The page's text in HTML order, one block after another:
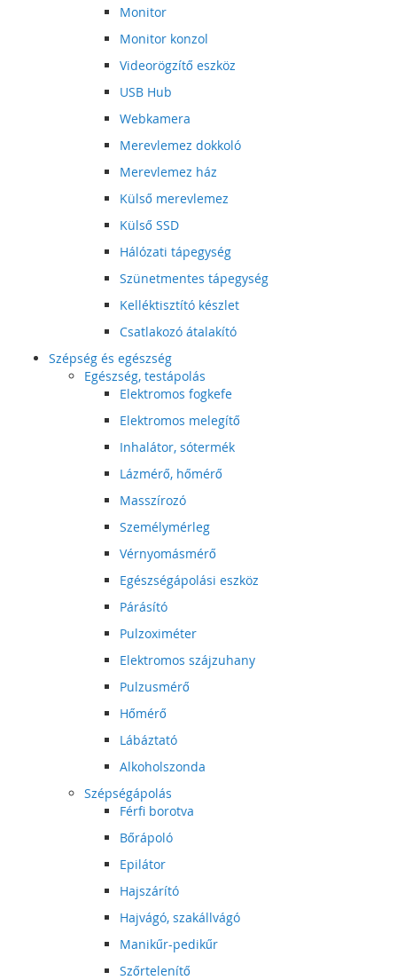
Monitor
Monitor konzol
Videorögzítő eszköz
USB Hub
Webkamera
Merevlemez dokkoló
Merevlemez ház
Külső merevlemez
Külső SSD
Hálózati tápegység
Szünetmentes tápegység
Kelléktisztító készlet
Csatlakozó átalakító
Szépség és egészség
Egészség, testápolás
Elektromos fogkefe
Elektromos melegítő
Inhalátor, sótermék
Lázmérő, hőmérő
Masszírozó
Személymérleg
Vérnyomásmérő
Egészségápolási eszköz
Párásító
Pulzoximéter
Elektromos szájzuhany
Pulzusmérő
Hőmérő
Lábáztató
Alkoholszonda
Szépségápolás
Férfi borotva
Bőrápoló
Epilátor
Hajszárító
Hajvágó, szakállvágó
Manikűr-pedikűr
Szőrtelenítő